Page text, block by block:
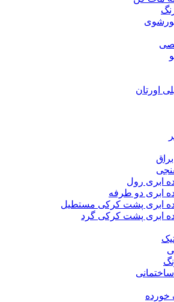
اورتان
ابری رول
ابری دو طرفه
ابری پشت کرکی مستطیل
ابری پشت کرکی گرد
خورده